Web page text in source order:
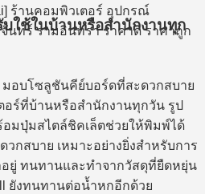
ใช้ในบ้านหรือสำนักงานทุก
มอบโซลูชันคีย์บอร์ดที่สะดวกสบาย
อร์ที่บ้านหรือสำนักงานทุกวัน รูป
มปุ่มสไตล์ชิคเล็ตช่วยให้พิมพ์ได้
กสบาย เหมาะอย่างยิ่งสำหรับการ
ยู่ ทนทานและทำจากวัสดุที่ยืดหยุ่น
ยังทนทานต่อน้ำหกอีกด้วย